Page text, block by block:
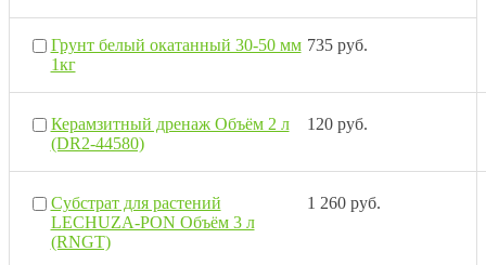
Грунт белый окатанный 30-50 мм
1кг
735 руб.
Керамзитный дренаж Объём 2 л
(DR2-44580)
120 руб.
Субстрат для растений
LECHUZA-PON Объём 3 л
(RNGT)
1 260 руб.